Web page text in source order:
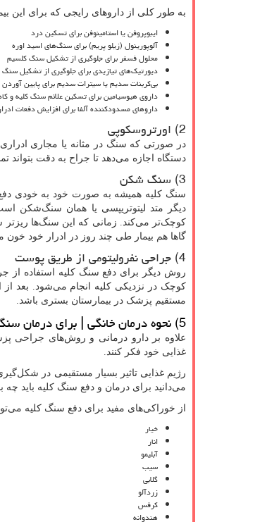
به طور کلی از داروهای رایجی که برای این
ایبوپروفن یا استامینوفن برای تسکین درد
آلوپورینول (زیلو پریم) برای سنگ‌های اسید اوره
محلول فسفر برای جلوگیری از تشکیل سنگ کلسیم
دیورتیک‌های تیازیدی برای جلوگیری از تشکیل
بی‌کربنات سدیم یا سیترات سدیم برای پایین
داروی هیوسیامین برای تسکین علائم سنگ کلیه و
داروهای مسدودکننده آلفا برای افزایش دفعات
2) اورتروسکوپی
در صورتی که سنگ در مثانه یا مجاری
دستگاه اجازه می‌دهد تا جراح به دقت
3) سنگ‌ شکن
سنگ کلیه همیشه به صورت خود به خودی
دیگر متد لیتوتریپسی یا همان سنگ‌شکن
کوچک‌تر می‌کند. زمانی که این سنگ‌ها
گاها هم بیمار طی چند روز در ادرار خود خون
4) جراحی نفرولیتومی از طریق پوست
روش دیگر برای دفع سنگ کلیه استفاده
کوچک در نزدیکی کلیه انجام می‌شود. بعد
مستقیم پزشک در بیمارستان بستری باشد.
5) نحوه درمان خانگی | برای درمان سنگ کلیه چه بخوریم؟
علاوه بر دارو درمانی و روش‌های جراحی
غذایی خود فکر کنند.
رژیم غذایی تاثیر بسیار مستقیمی در
می‌دانید برای درمان و دفع سنگ کلیه باید چه
از خوراکی‌های مفید برای دفع سنگ کلیه
خیار
انار
آبلیمو
سیب
گلابی
زردآلو
کرفس
هندوانه